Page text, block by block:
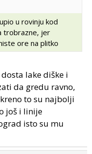
u rovinju kod
trobrazne, jer
ore na plitko
lake diške i
da gredu ravno,
to su najbolji
još i linije
isto su mu